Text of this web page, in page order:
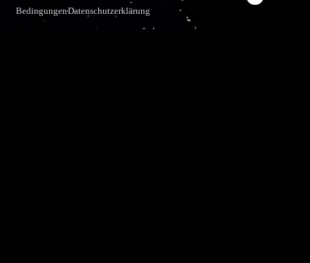
BedingungenDatenschutzerklärung